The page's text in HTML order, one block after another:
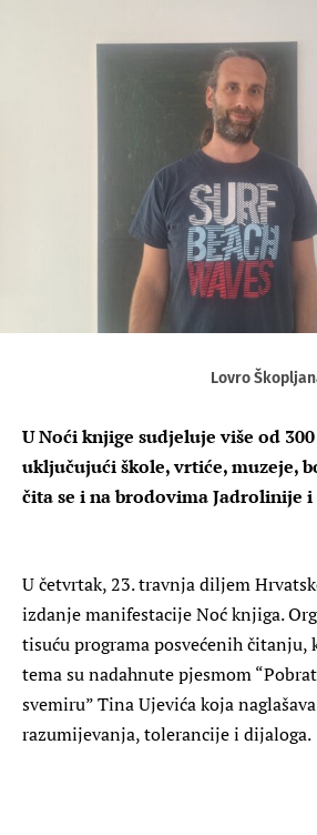
Lovro
U Noći knjige sudjeluje više od
uključujući škole, vrtiće, muzeje,
čita se i na brodovima Jadrolinije
U četvrtak, 23. travnja diljem
izdanje manifestacije Noć knjiga.
tisuću programa posvećenih
tema su nadahnute pjesmom
svemiru” Tina Ujevića koja
razumijevanja, tolerancije i dijaloga.